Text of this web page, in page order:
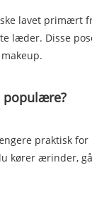
lavet primært
læder. Disse
populære?
praktisk
kører ærinder,